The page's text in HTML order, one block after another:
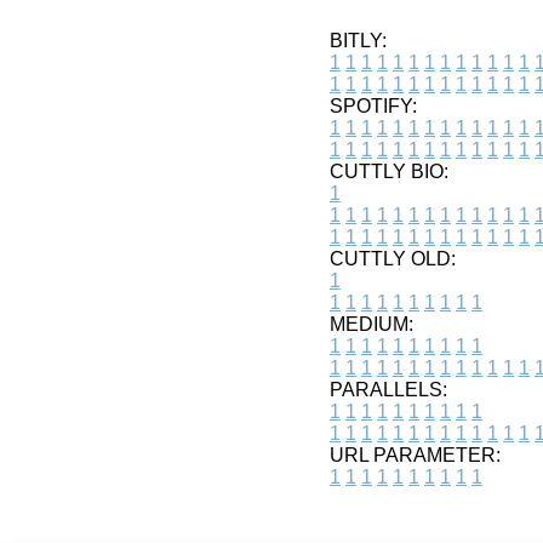
BITLY:
1 1 1 1 1 1 1 1 1 1 1 1 1 1
1 1 1 1 1 1 1 1 1 1 1 1 1 1
SPOTIFY:
1 1 1 1 1 1 1 1 1 1 1 1 1 1
1 1 1 1 1 1 1 1 1 1 1 1 1 1
CUTTLY BIO:
1
1 1 1 1 1 1 1 1 1 1 1 1 1 1
1 1 1 1 1 1 1 1 1 1 1 1 1 1
CUTTLY OLD:
1
1 1 1 1 1 1 1 1 1 1
MEDIUM:
1 1 1 1 1 1 1 1 1 1
1 1 1 1 1 1 1 1 1 1 1 1 1 1
PARALLELS:
1 1 1 1 1 1 1 1 1 1
1 1 1 1 1 1 1 1 1 1 1 1 1 1
URL PARAMETER:
1 1 1 1 1 1 1 1 1 1